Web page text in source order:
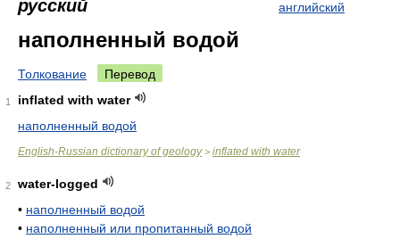
русский
английский
наполненный водой
Толкование Перевод
1
inflated with water
наполненный водой
English-Russian dictionary of geology> inflated with water
2
water-logged
• наполненный водой
• наполненный или пропитанный водой